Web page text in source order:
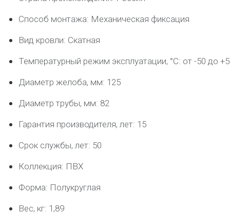
Способ монтажа: Механическая фиксация
Вид кровли: Скатная
Температурный режим эксплуатации, °C: от -50 до
Диаметр желоба, мм: 125
Диаметр трубы, мм: 82
Гарантия производителя, лет: 15
Срок службы, лет: 50
Коллекция: ПВХ
Форма: Полукруглая
Вес, кг: 1,89